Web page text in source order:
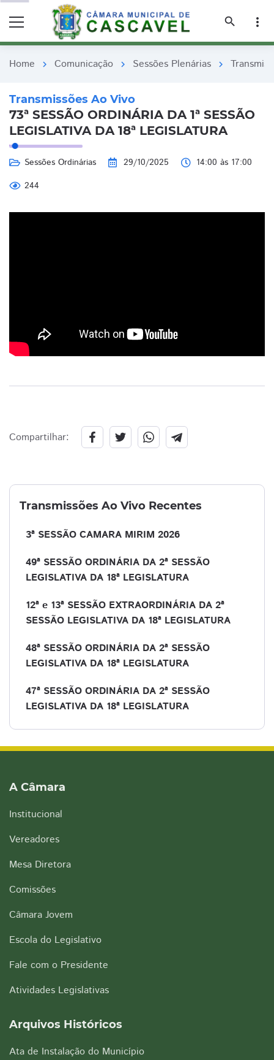
search
more_vert
Home chevron_right Comunicação chevron_right Sessões Plenárias chevron_right
Transmissões Ao Vivo
73ª SESSÃO ORDINÁRIA DA 1ª SESSÃO
LEGISLATIVA DA 18ª LEGISLATURA
Sessões Ordinárias 29/10/2025
14:00 às 17:00
244
Compartilhar:
Transmissões Ao Vivo Recentes
3ª SESSÃO CAMARA MIRIM 2026
49ª SESSÃO ORDINÁRIA DA 2ª SESSÃO
LEGISLATIVA DA 18ª LEGISLATURA
12ª e 13ª SESSÃO EXTRAORDINÁRIA DA 2ª
SESSÃO LEGISLATIVA DA 18ª LEGISLATURA
48ª SESSÃO ORDINÁRIA DA 2ª SESSÃO
LEGISLATIVA DA 18ª LEGISLATURA
47ª SESSÃO ORDINÁRIA DA 2ª SESSÃO
LEGISLATIVA DA 18ª LEGISLATURA
A Câmara
Institucional
Vereadores
Mesa Diretora
Comissões
Câmara Jovem
Escola do Legislativo
Fale com o Presidente
Atividades Legislativas
Arquivos Históricos
Ata de Instalação do Município